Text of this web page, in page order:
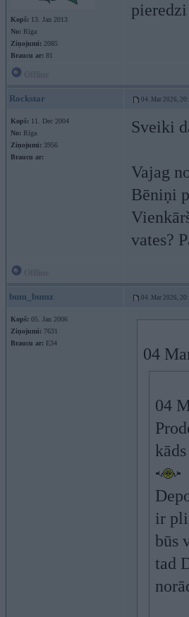
Kopš: 13. Jan 2013
No: Rīga
Ziņojumi: 2085
Braucu ar: 81
Rockstar 04. Mar 2026,
Kopš: 11. Dec 2004
No: Rīga
Ziņojumi: 3956
Braucu ar:
Sveiki
Vajag
Bēniņi
vates?
bum_bumz 04. Mar 2026,
Kopš: 05. Jan 2006
Ziņojumi: 7631
Braucu ar: E34
04
04
ir
būs
tad